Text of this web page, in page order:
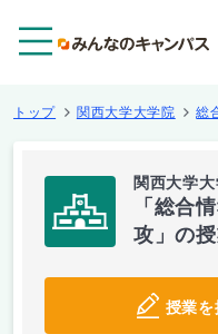
トップ 関西大学大学院 総
関西大学
「総合
攻」の
授業を